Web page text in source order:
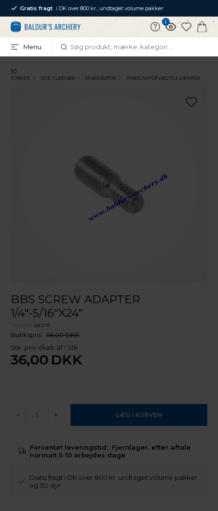
Gratis fragt i DK over 800 kr., undtaget volume pakker
1
Menu
10
FORSIDE BUE TILBEHØR STABILISATOR STABILISATOR VÆGTE & DÆMPER
BBS SCREW ADAPTER
1/4"-5/16"X24"
VARENR.560715
Butikspris 36,00 DKK
Stk. pris v/køb af 1 Stk
36,00 DKK
- +
Forventet leveringstid: Fjernlager, efter aftale
normalt 5-10 arbejdes dage
Gratis fragt i DK over 800 kr. undtaget volume pakker
og 3D dyr